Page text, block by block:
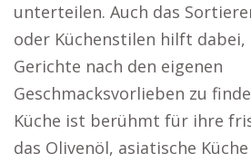
unterteilen. Auch das
oder Küchenstilen hilft dabei,
Gerichte nach den eigenen
Geschmacksvorlieben zu
Küche ist berühmt für ihre
das Olivenöl, asiatische